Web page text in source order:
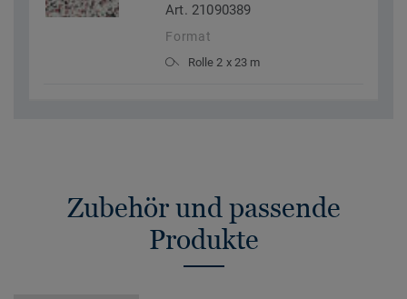
Art. 21090389
Format
Rolle 2 x 23 m
Zubehör und passende
Produkte